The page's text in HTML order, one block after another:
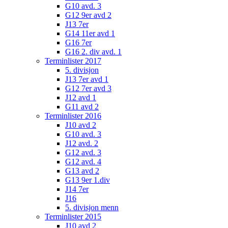
G10 avd. 3
G12 9er avd 2
J13 7er
G14 11er avd 1
G16 7er
G16 2. div avd. 1
Terminlister 2017
5. divisjon
J13 7er avd 1
G12 7er avd 3
J12 avd 1
G11 avd 2
Terminlister 2016
J10 avd 2
G10 avd. 3
J12 avd. 2
G12 avd. 3
G12 avd. 4
G13 avd 2
G13 9er 1.div
J14 7er
J16
5. divisjon menn
Terminlister 2015
J10 avd 2